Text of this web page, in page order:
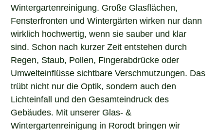
Wintergartenreinigung. Große Glasflächen,
Fensterfronten und Wintergärten wirken nur dann
wirklich hochwertig, wenn sie sauber und klar
sind. Schon nach kurzer Zeit entstehen durch
Regen, Staub, Pollen, Fingerabdrücke oder
Umwelteinflüsse sichtbare Verschmutzungen. Das
trübt nicht nur die Optik, sondern auch den
Lichteinfall und den Gesamteindruck des
Gebäudes. Mit unserer Glas- &
Wintergartenreinigung in Rorodt bringen wir